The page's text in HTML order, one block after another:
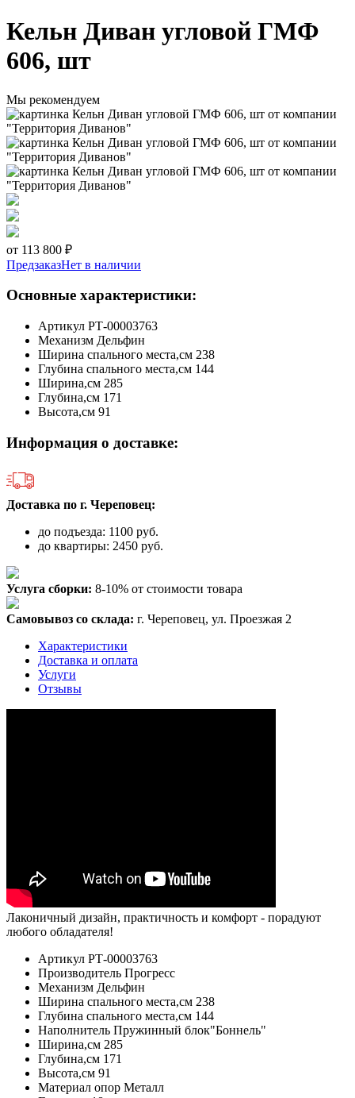
Кельн Диван угловой ГМФ
606, шт
Мы рекомендуем
от 113 800 ₽
ПредзаказНет в наличии
Основные характеристики:
Артикул РТ-00003763
Механизм Дельфин
Ширина спального места,см 238
Глубина спального места,см 144
Ширина,см 285
Глубина,см 171
Высота,см 91
Информация о доставке:
Доставка по г. Череповец:
до подъезда: 1100 руб.
до квартиры: 2450 руб.
Услуга сборки: 8-10% от стоимости товара
Самовывоз со склада: г. Череповец, ул. Проезжая 2
Характеристики
Доставка и оплата
Услуги
Отзывы
Лаконичный дизайн, практичность и комфорт - порадуют
любого обладателя!
Артикул РТ-00003763
Производитель Прогресс
Механизм Дельфин
Ширина спального места,см 238
Глубина спального места,см 144
Наполнитель Пружинный блок"Боннель"
Ширина,см 285
Глубина,см 171
Высота,см 91
Материал опор Металл